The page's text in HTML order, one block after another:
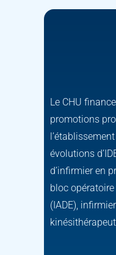
Le CHU
promotions
évolutions
d’infirmier en
bloc opératoire
(IADE),